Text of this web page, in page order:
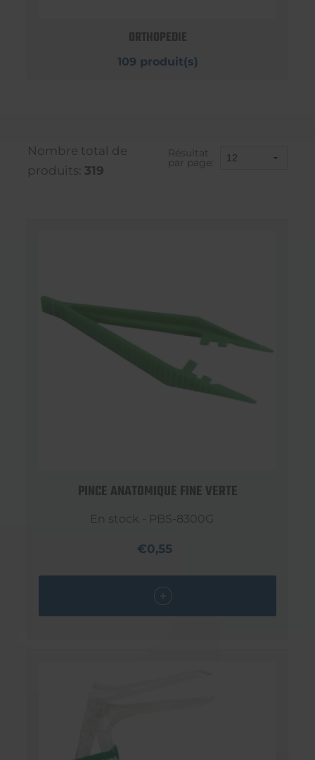
ORTHOPEDIE
109 produit(s)
Nombre total de
produits: 319
Résultat
par page:
PINCE ANATOMIQUE FINE VERTE
En stock - PBS-8300G
€0,55